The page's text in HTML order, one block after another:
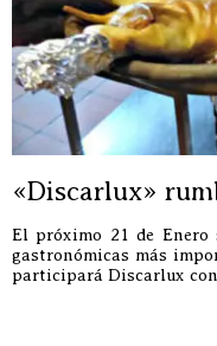
«Discarlux»
El próximo 21 de
gastronómicas más
participará Discarlux